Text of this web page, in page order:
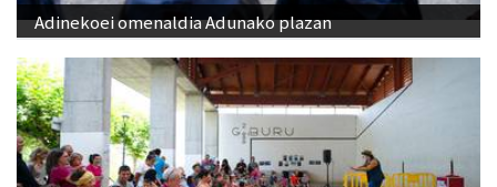
Adinekoei omenaldia Adunako plazan